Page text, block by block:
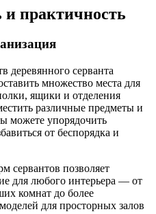
практичность
деревянного серванта
множество места для
ящики и отделения
различные предметы и
можете упорядочить
от беспорядка и
сервантов позволяет
для любого интерьера — от
комнат до более
для просторных залов